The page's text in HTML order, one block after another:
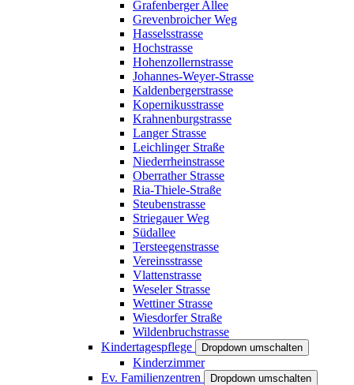
Grafenberger Allee
Grevenbroicher Weg
Hasselsstrasse
Hochstrasse
Hohenzollernstrasse
Johannes-Weyer-Strasse
Kaldenbergerstrasse
Kopernikusstrasse
Krahnenburgstrasse
Langer Strasse
Leichlinger Straße
Niederrheinstrasse
Oberrather Strasse
Ria-Thiele-Straße
Steubenstrasse
Striegauer Weg
Südallee
Tersteegenstrasse
Vereinsstrasse
Vlattenstrasse
Weseler Strasse
Wettiner Strasse
Wiesdorfer Straße
Wildenbruchstrasse
Kindertagespflege
Dropdown umschalten
Kinderzimmer
Ev. Familienzentren
Dropdown umschalten